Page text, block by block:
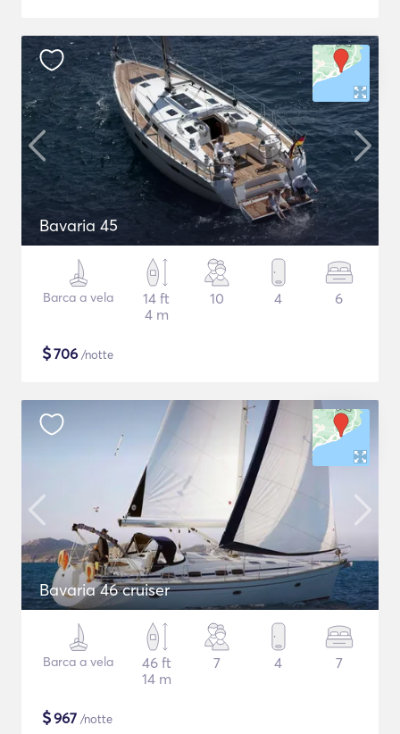
Bavaria 45
Barca a vela
14 ft
4 m
10 4 6
$706 /notte
Bavaria 46 cruiser
Barca a vela
46 ft
14 m
7 4 7
$967 /notte